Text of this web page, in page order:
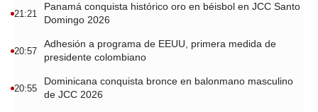
21:21
Panamá conquista histórico oro en béisbol en JCC Santo
Domingo 2026
20:57
Adhesión a programa de EEUU, primera medida de
presidente colombiano
20:55
Dominicana conquista bronce en balonmano masculino
de JCC 2026